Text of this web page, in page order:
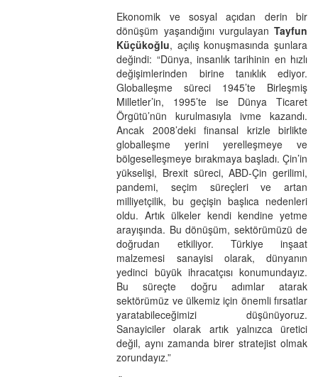
Ekonomik ve sosyal açıdan derin bir
dönüşüm yaşandığını vurgulayan Tayfun
Küçükoğlu, açılış konuşmasında şunlara
değindi: “Dünya, insanlık tarihinin en hızlı
değişimlerinden birine tanıklık ediyor.
Globalleşme süreci 1945’te Birleşmiş
Milletler’in, 1995’te ise Dünya Ticaret
Örgütü’nün kurulmasıyla ivme kazandı.
Ancak 2008’deki finansal krizle birlikte
globalleşme yerini yerelleşmeye ve
bölgeselleşmeye bırakmaya başladı. Çin’in
yükselişi, Brexit süreci, ABD-Çin gerilimi,
pandemi, seçim süreçleri ve artan
milliyetçilik, bu geçişin başlıca nedenleri
oldu. Artık ülkeler kendi kendine yetme
arayışında. Bu dönüşüm, sektörümüzü de
doğrudan etkiliyor. Türkiye inşaat
malzemesi sanayisi olarak, dünyanın
yedinci büyük ihracatçısı konumundayız.
Bu süreçte doğru adımlar atarak
sektörümüz ve ülkemiz için önemli fırsatlar
yaratabileceğimizi düşünüyoruz.
Sanayiciler olarak artık yalnızca üretici
değil, aynı zamanda birer stratejist olmak
zorundayız.”